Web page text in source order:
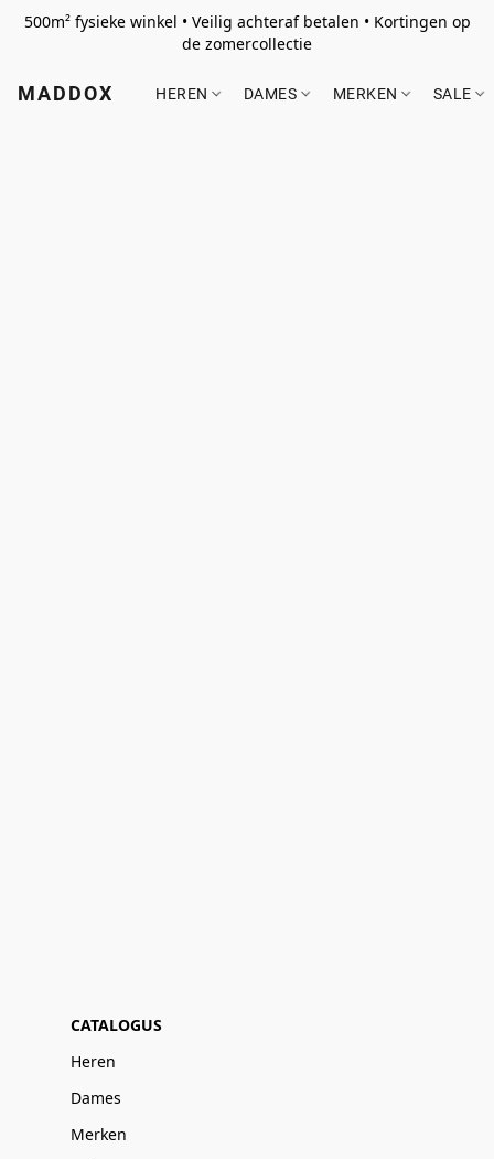
500m² fysieke winkel • Veilig achteraf betalen • Kortingen op
de zomercollectie
MADDOX HEREN DAMES MERKEN SALE
CATALOGUS
Heren
Dames
Merken